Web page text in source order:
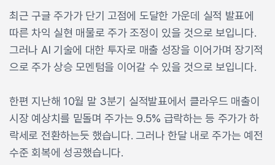
최근 구글 주가가 단기 고점에 도달한 가운데 실적 발표에
따른 차익 실현 매물로 주가 조정이 있을 것으로 보입니다.
그러나 AI 기술에 대한 투자로 매출 성장을 이어가며 장기적
으로 주가 상승 모멘텀을 이어갈 수 있을 것으로 보입니다.
한편 지난해 10월 말 3분기 실적발표에서 클라우드 매출이
시장 예상치를 밑돌며 주가는 9.5% 급락하는 등 주가가 하
락세로 전환하는듯 했습니다. 그러나 한달 내로 주가는 예전
수준 회복에 성공했습니다.